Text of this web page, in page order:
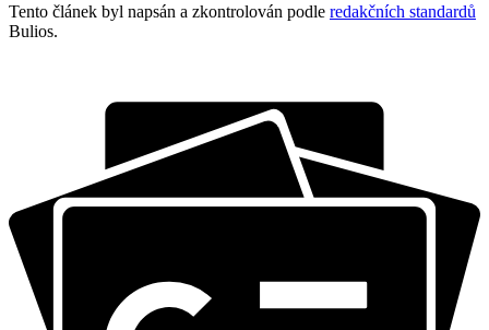
Tento článek byl napsán a zkontrolován podle redakčních standardů
Bulios.